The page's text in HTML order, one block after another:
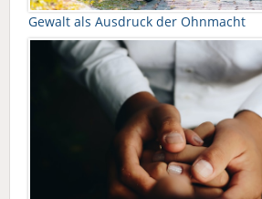
Gewalt als Ausdruck der Ohnmacht